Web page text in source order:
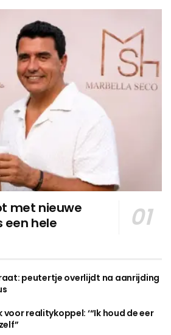
met nieuwe
een hele
peutertje overlijdt na aanrijding
voor realitykoppel: ‘“Ik houd de eer